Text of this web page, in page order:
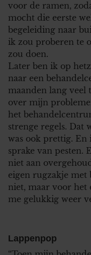
voor de ramen,
mocht die eerste
begeleiding naar
ik zou proberen te
zou doen.
Later ben ik op
naar een
maanden lang veel
over mijn
het
strenge regels. Dat
was ook prettig. En
sprake van pesten.
niet aan
eigen rugzakje met
niet, maar voor het
me gelukkig weer
Lappenpop